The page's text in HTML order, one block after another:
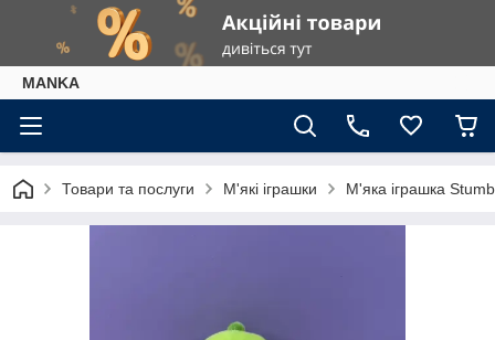
МАNKА
Товари та послуги М'які іграшки М'яка іграшка